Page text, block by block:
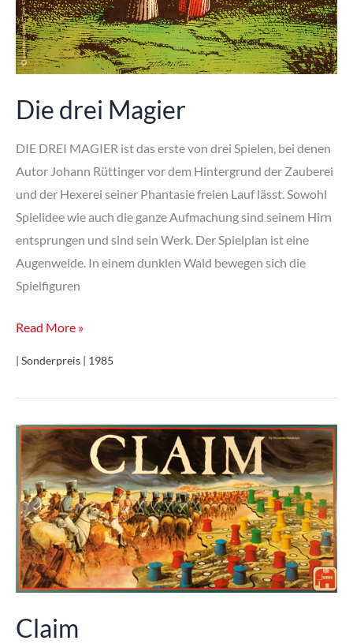
Die drei Magier
DIE DREI MAGIER ist das erste von drei Spielen, bei denen
Autor Johann Rüttinger vor dem Hintergrund der Zauberei
und der Hexerei seiner Phantasie freien Lauf lässt. Sowohl
Spielidee wie auch die ganze Aufmachung sind seinem Hirn
entsprungen und sind sein Werk. Der Spielplan ist eine
Augenweide. In einem dunklen Wald bewegen sich die
Spielfiguren
Die
Read More »
| Sonderpreis | 1985
Claim